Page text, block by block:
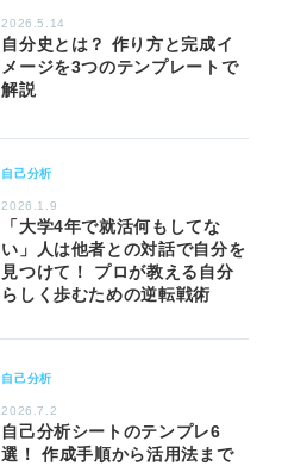
2026.5.14
自分史とは？ 作り方と完成イ
メージを3つのテンプレートで
解説
自己分析
2026.1.9
「大学4年で就活何もしてな
い」人は他者との対話で自分を
見つけて！ プロが教える自分
らしく歩むための逆転戦術
自己分析
2026.7.2
自己分析シートのテンプレ6
選！ 作成手順から活用法まで